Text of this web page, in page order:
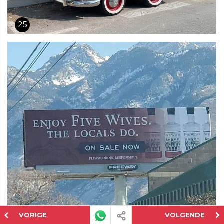
25
VORIGE VOLGENDE